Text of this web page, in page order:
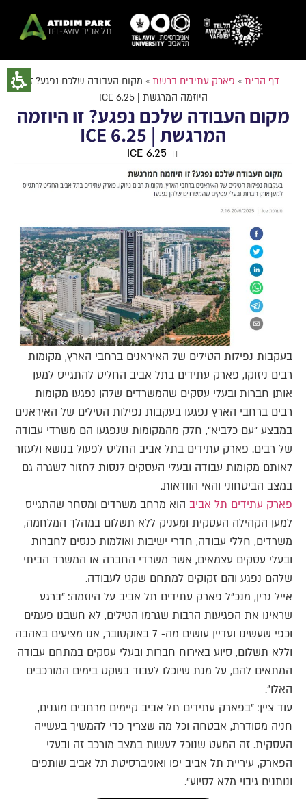
דף הבית » פארק עתידים ברשת » מקום העבודה שלכם נפגע? זו
היוזמה המרגשת | ICE 6.25
מקום העבודה שלכם נפגע? זו היוזמה
המרגשת | ICE 6.25
ICE 6.25
בעקבות נפילות הטילים של האיראנים ברחבי הארץ, מקומות
רבים ניזוקו, פארק עתידים בתל אביב החליט להתגייס למען
אותן חברות ובעלי עסקים שהמשרדים שלהן נפגעו מקומות
רבים ברחבי הארץ נפגעו בעקבות נפילות הטילים של האיראנים
במבצע "עם כלביא", חלק מהמקומות שנפגעו הם משרדי עבודה
של רבים. פארק עתידים בתל אביב החליט לפעול בנושא ולעזור
לאותם מקומות עבודה ובעלי העסקים לנסות לחזור לשגרה גם
במצב הביטחוני והאי הוודאות.
פארק עתידים תל אביב הוא מרחב משרדים ומסחר שהתגייס
למען הקהילה העסקית ומעניק ללא תשלום במהלך המלחמה,
משרדים, חללי עבודה, חדרי ישיבות ואולמות כנסים לחברות
ובעלי עסקים עצמאים, אשר משרדי החברה או המשרד הביתי
שלהם נפגע והם זקוקים למתחם שקט לעבודה.
אייל גרין, מנכ"ל פארק עתידים תל אביב על היוזמה: "ברגע
שראינו את הפגיעות הרבות שגרמו הטילים, לא חשבנו פעמים
וכפי שעשינו ועדיין עושים מה- 7 באוקטובר, אנו מציעים באהבה
וללא תשלום, סיוע באירוח חברות ובעלי עסקים במתחם עבודה
המתאים להם, על מנת שיוכלו לעבוד בשקט בימים המורכבים
האלו".
עוד ציין: "בפארק עתידים תל אביב קיימים מרחבים מוגנים,
חניה מסודרת, אבטחה וכל מה שצריך כדי להמשיך בעשייה
העסקית. זה המעט שנוכל לעשות במצב מורכב זה ובעלי
הפארק, עיריית תל אביב יפו ואוניברסיטת תל אביב שותפים
ונותנים גיבוי מלא לסיוע".